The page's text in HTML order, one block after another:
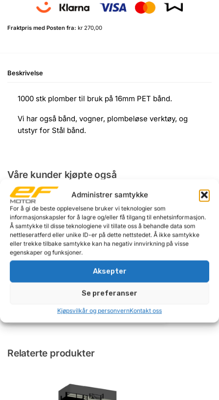
Administrer samtykke
For å gi de beste opplevelsene bruker vi teknologier som
informasjonskapsler for å lagre og/eller få tilgang til enhetsinformasjon.
Å samtykke til disse teknologiene vil tillate oss å behandle data som
nettleseratferd eller unike ID-er på dette nettstedet. Å ikke samtykke
eller trekke tilbake samtykke kan ha negativ innvirkning på visse
egenskaper og funksjoner.
Aksepter
Se preferanser
Kjøpsvilkår og personvernKontakt oss
Fraktpris med Posten fra: kr 270,00
Beskrivelse
1000 stk plomber til bruk på 16mm PET bånd.
Vi har også bånd, vogner, plombeløse verktøy, og
utstyr for Stål bånd.
Våre kunder kjøpte også
Tomt på lager
Komplett startpakke 16mm PET bånd, plomber,
4 990kr
Få beskjed
Relaterte produkter